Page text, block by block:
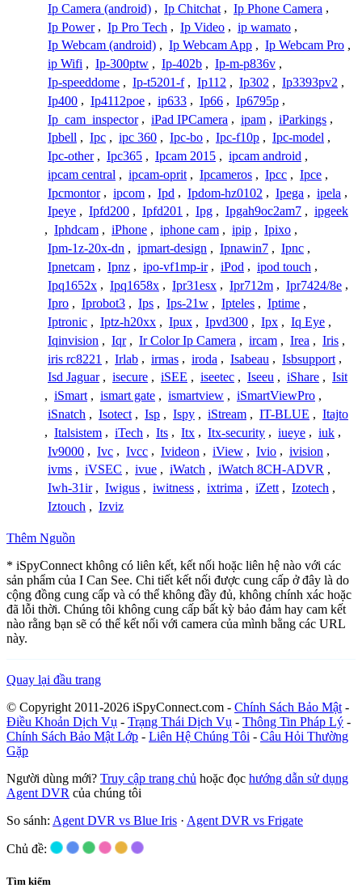
Ip Camera (android) , Ip Chitchat , Ip Phone Camera ,
Ip Power , Ip Pro Tech , Ip Video , ip wamato ,
Ip Webcam (android) , Ip Webcam App , Ip Webcam Pro ,
ip Wifi , Ip-300ptw , Ip-402b , Ip-m-p836v ,
Ip-speeddome , Ip-t5201-f , Ip112 , Ip302 , Ip3393pv2 ,
Ip400 , Ip4112poe , ip633 , Ip66 , Ip6795p ,
Ip_cam_inspector , iPad IPCamera , ipam , iParkings ,
Ipbell , Ipc , ipc 360 , Ipc-bo , Ipc-f10p , Ipc-model ,
Ipc-other , Ipc365 , Ipcam 2015 , ipcam android ,
ipcam central , ipcam-oprit , Ipcameros , Ipcc , Ipce ,
Ipcmontor , ipcom , Ipd , Ipdom-hz0102 , Ipega , ipela ,
Ipeye , Ipfd200 , Ipfd201 , Ipg , Ipgah9oc2am7 , ipgeek
, Iphdcam , iPhone , iphone cam , ipip , Ipixo ,
Ipm-1z-20x-dn , ipmart-design , Ipnawin7 , Ipnc ,
Ipnetcam , Ipnz , ipo-vf1mp-ir , iPod , ipod touch ,
Ipq1652x , Ipq1658x , Ipr31esx , Ipr712m , Ipr7424/8e ,
Ipro , Iprobot3 , Ips , Ips-21w , Ipteles , Iptime ,
Iptronic , Iptz-h20xx , Ipux , Ipvd300 , Ipx , Iq Eye ,
Iqinvision , Iqr , Ir Color Ip Camera , ircam , Irea , Iris ,
iris rc8221 , Irlab , irmas , iroda , Isabeau , Isbsupport ,
Isd Jaguar , isecure , iSEE , iseetec , Iseeu , iShare , Isit
, iSmart , ismart gate , ismartview , iSmartViewPro ,
iSnatch , Isotect , Isp , Ispy , iStream , IT-BLUE , Itajto
, Italsistem , iTech , Its , Itx , Itx-security , iueye , iuk ,
Iv9000 , Ivc , Ivcc , Ivideon , iView , Ivio , ivision ,
ivms , iVSEC , ivue , iWatch , iWatch 8CH-ADVR ,
Iwh-31ir , Iwigus , iwitness , ixtrima , iZett , Izotech ,
Iztouch , Izviz
Thêm Nguồn
* iSpyConnect không có liên kết, kết nối hoặc liên hệ nào với các
sản phẩm của I Can See. Chi tiết kết nối được cung cấp ở đây là do
cộng đồng cung cấp và có thể không đầy đủ, không chính xác hoặc
đã lỗi thời. Chúng tôi không cung cấp bất kỳ bảo đảm hay cam kết
nào rằng bạn sẽ có thể kết nối với camera của mình bằng các URL
này.
Quay lại đầu trang
© Copyright 2011-2026 iSpyConnect.com - Chính Sách Bảo Mật -
Điều Khoản Dịch Vụ - Trạng Thái Dịch Vụ - Thông Tin Pháp Lý -
Chính Sách Bảo Mật Lớp - Liên Hệ Chúng Tôi - Câu Hỏi Thường
Gặp
Người dùng mới? Truy cập trang chủ hoặc đọc hướng dẫn sử dụng
Agent DVR của chúng tôi
So sánh: Agent DVR vs Blue Iris · Agent DVR vs Frigate
Chủ đề:
Tìm kiếm